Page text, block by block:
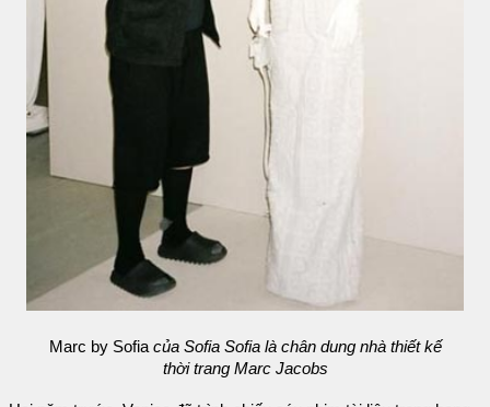
Marc by Sofiacủa Sofia Sofia là chân dung nhà thiết kế
thời trang Marc Jacobs